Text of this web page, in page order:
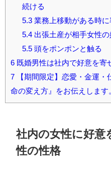
続ける
5.3業務上移動がある時に
5.4出張土産が相手女性の
5.5頭をポンポンと触る
6 既婚男性は社内で好意を寄
7 【期間限定】恋愛・金運
命の変え方』をお伝えします
社内の女性に好意
性の性格